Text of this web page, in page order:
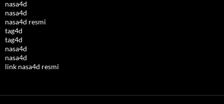
nasa4d
nasa4d
nasa4d resmi
tag4d
tag4d
nasa4d
nasa4d
link nasa4d resmi